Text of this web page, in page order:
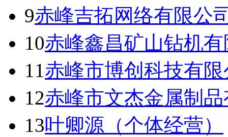
9赤峰吉拓网络有限公
10赤峰鑫昌矿山钻机
11赤峰市博创科技有
12赤峰市文杰金属制
13叶卿源（个体经营）